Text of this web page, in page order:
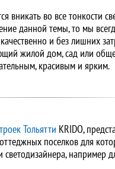
вникать во все тонкости
данной темы, то мы
и без лишних
жилой дом, сад или
красивым и ярким.
Тольятти KRIDO,
поселков для
светодизайнера, например